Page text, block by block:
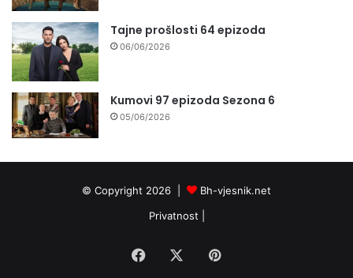
Tajne prošlosti 64 epizoda
06/06/2026
Kumovi 97 epizoda Sezona 6
05/06/2026
© Copyright 2026 |
Bh-vjesnik.net
Privatnost
Facebook Pinterest